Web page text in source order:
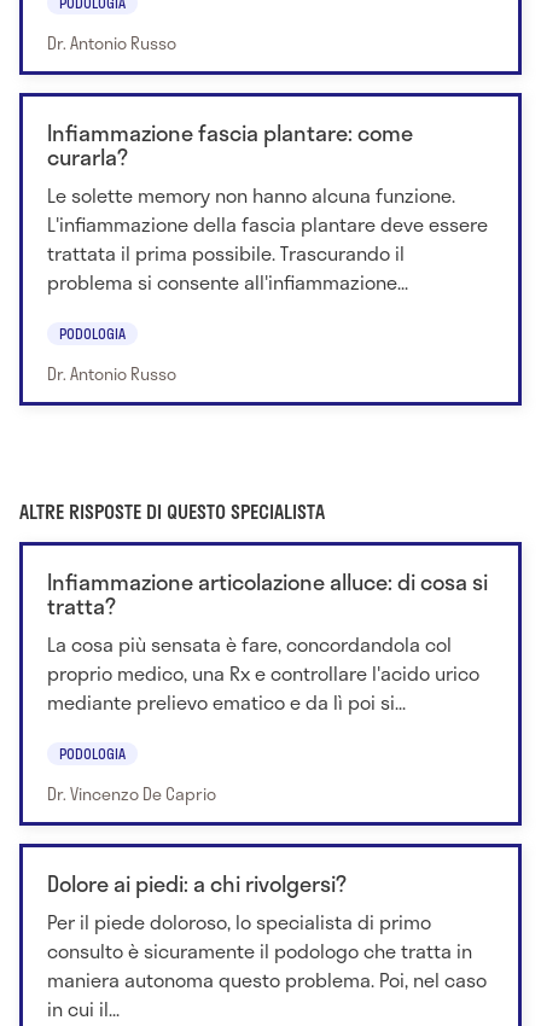
Dr. Antonio Russo
Infiammazione fascia plantare: come
curarla?
Le solette memory non hanno alcuna funzione.
L'infiammazione della fascia plantare deve essere
trattata il prima possibile. Trascurando il
problema si consente all'infiammazione...
PODOLOGIA
Dr. Antonio Russo
ALTRE RISPOSTE DI QUESTO SPECIALISTA
Infiammazione articolazione alluce: di cosa si
tratta?
La cosa più sensata è fare, concordandola col
proprio medico, una Rx e controllare l'acido urico
mediante prelievo ematico e da lì poi si...
PODOLOGIA
Dr. Vincenzo De Caprio
Dolore ai piedi: a chi rivolgersi?
Per il piede doloroso, lo specialista di primo
consulto è sicuramente il podologo che tratta in
maniera autonoma questo problema. Poi, nel caso
in cui il...